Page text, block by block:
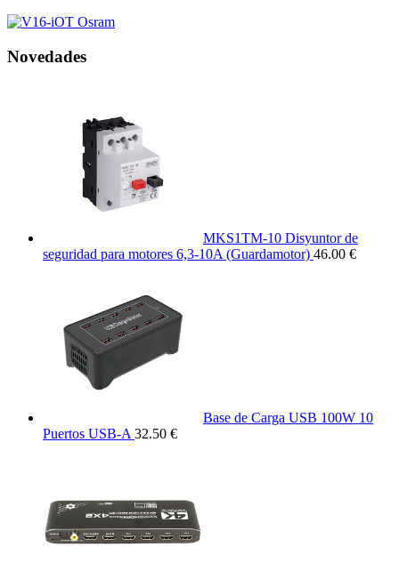
Novedades
MKS1TM-10 Disyuntor de
seguridad para motores 6,3-10A (Guardamotor) 46.00 €
Base de Carga USB 100W 10
Puertos USB-A 32.50 €